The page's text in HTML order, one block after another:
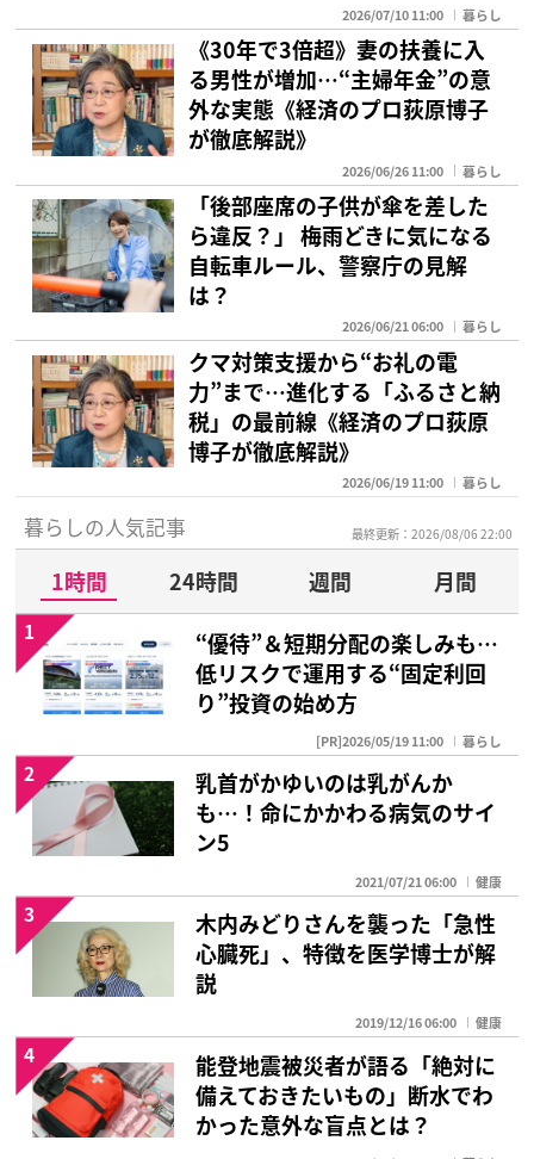
2026/07/10 11:00 暮らし
《30年で3倍超》妻の扶養に入
る男性が増加…“主婦年金”の意
外な実態《経済のプロ荻原博子
が徹底解説》
2026/06/26 11:00 暮らし
「後部座席の子供が傘を差した
ら違反？」 梅雨どきに気になる
自転車ルール、警察庁の見解
は？
2026/06/21 06:00 暮らし
クマ対策支援から“お礼の電
力”まで…進化する「ふるさと納
税」の最前線《経済のプロ荻原
博子が徹底解説》
2026/06/19 11:00 暮らし
暮らしの人気記事 最終更新：2026/08/06 22:00
1時間 24時間 週間
月間
“優待”＆短期分配の楽しみも…
低リスクで運用する“固定利回
り”投資の始め方
[PR]2026/05/19 11:00 暮らし
1
乳首がかゆいのは乳がんか
も…！命にかかわる病気のサイ
ン5
2021/07/21 06:00 健康
2
木内みどりさんを襲った「急性
心臓死」、特徴を医学博士が解
説
2019/12/16 06:00 健康
3
能登地震被災者が語る「絶対に
備えておきたいもの」断水でわ
かった意外な盲点とは？
4